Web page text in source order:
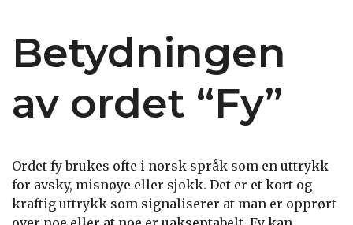
Betydningen
av ordet “Fy”
Ordet fy brukes ofte i norsk språk som en uttrykk
for avsky, misnøye eller sjokk. Det er et kort og
kraftig uttrykk som signaliserer at man er opprørt